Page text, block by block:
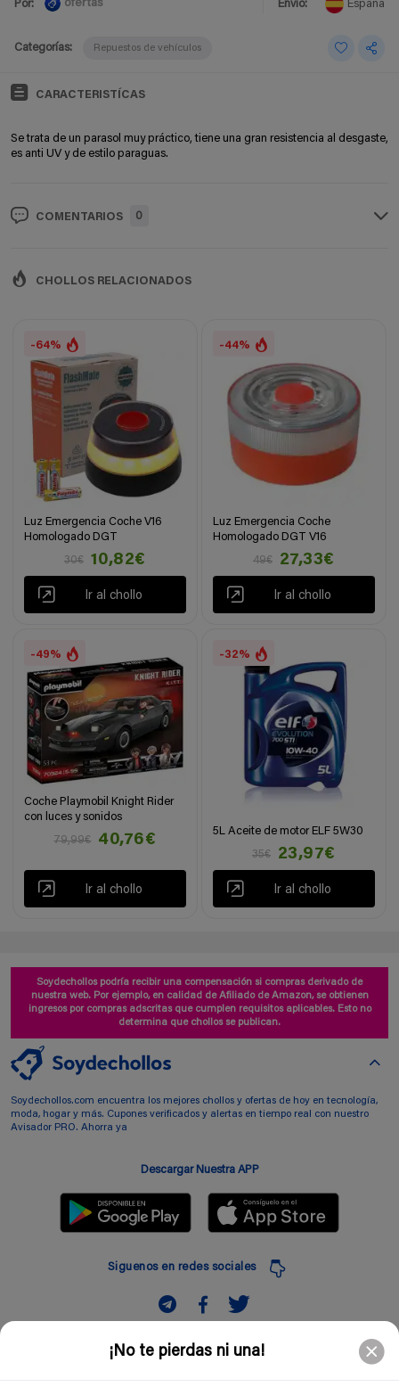
¡No te pierdas ni una!
Por: ofertas Envio: España
Categorías: Repuestos de vehículos
CARACTERISTÍCAS
Se trata de un parasol muy práctico, tiene una gran resistencia al desgaste,
es anti UV y de estilo paraguas.
COMENTARIOS 0
CHOLLOS RELACIONADOS
-64%
Luz Emergencia Coche V16
Homologado DGT
30€
10,82€
Ir al chollo
-44%
Luz Emergencia Coche
Homologado DGT V16
49€
27,33€
Ir al chollo
-49%
Coche Playmobil Knight Rider
con luces y sonidos
79,99€
40,76€
Ir al chollo
-32%
5L Aceite de motor ELF 5W30
35€
23,97€
Ir al chollo
Soydechollos podría recibir una compensación si compras derivado de
nuestra web. Por ejemplo, en calidad de Afiliado de Amazon, se obtienen
ingresos por compras adscritas que cumplen requisitos aplicables. Esto no
determina que chollos se publican.
Soydechollos.com encuentra los mejores chollos y ofertas de hoy en tecnología,
moda, hogar y más. Cupones verificados y alertas en tiempo real con nuestro
Avisador PRO. Ahorra ya
Descargar Nuestra APP
Siguenos en redes sociales
Suscribir